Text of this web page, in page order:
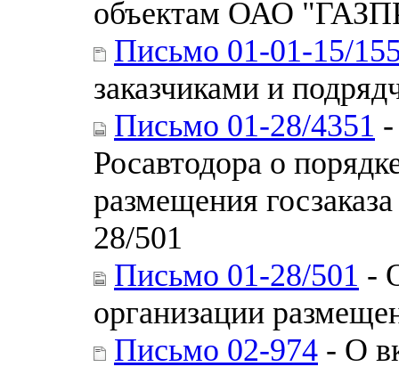
объектам ОАО
Письмо 01-01-15/
заказчиками и
Письмо 01-28/4351
Росавтодора о
размещения
28/501
Письмо 01-28/501 -
организации
Письмо 02-974 - О